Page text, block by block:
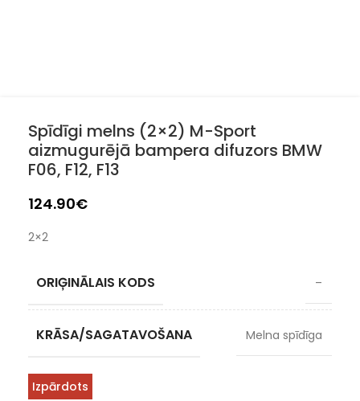
Spīdīgi melns (2×2) M-Sport
aizmugurējā bampera difuzors BMW
F06, F12, F13
124.90€
2×2
ORIĢINĀLAIS KODS –
KRĀSA/SAGATAVOŠANA Melna spīdīga
Izpārdots